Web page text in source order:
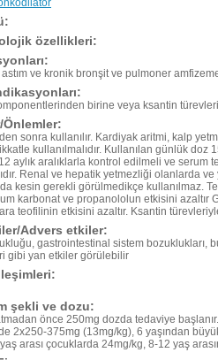
özellikleri:
ve kronik bronşit ve pulmoner
birine veya ksantin
Önlemler:
sonra kullanılır. Kardiyak aritmi, kalp
kullanılmalıdır. Kullanılan günlük
aylık aralıklarla kontrol edilmeli ve serum
Renal ve hepatik yetmezliği olanlarda
kesin gerekli görülmedikçe kullanılmaz.
karbonat ve propanololun etkisini
teofilinin etkisini azaltır. Ksantin
Advers etkiler:
gastrointestinal sistem bozuklukları,
gibi yan etkiler görülebilir
şekli ve dozu:
önce 250mg dozda tedaviye
2x250-375mg (13mg/kg), 6 yaşından
arası çocuklarda 24mg/kg, 8-12 yaş